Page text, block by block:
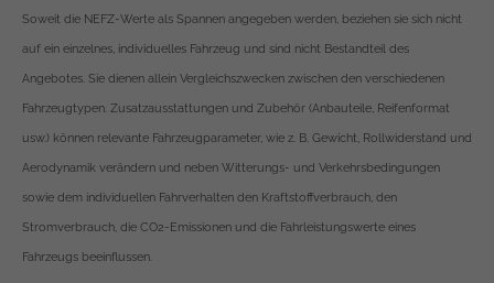
Soweit die NEFZ-Werte als Spannen angegeben werden, beziehen sie sich nicht
auf ein einzelnes, individuelles Fahrzeug und sind nicht Bestandteil des
Angebotes. Sie dienen allein Vergleichszwecken zwischen den verschiedenen
Fahrzeugtypen. Zusatzausstattungen und Zubehör (Anbauteile, Reifenformat
usw.) können relevante Fahrzeugparameter, wie z. B. Gewicht, Rollwiderstand und
Aerodynamik verändern und neben Witterungs- und Verkehrsbedingungen
sowie dem individuellen Fahrverhalten den Kraftstoffverbrauch, den
Stromverbrauch, die CO2-Emissionen und die Fahrleistungswerte eines
Fahrzeugs beeinflussen.